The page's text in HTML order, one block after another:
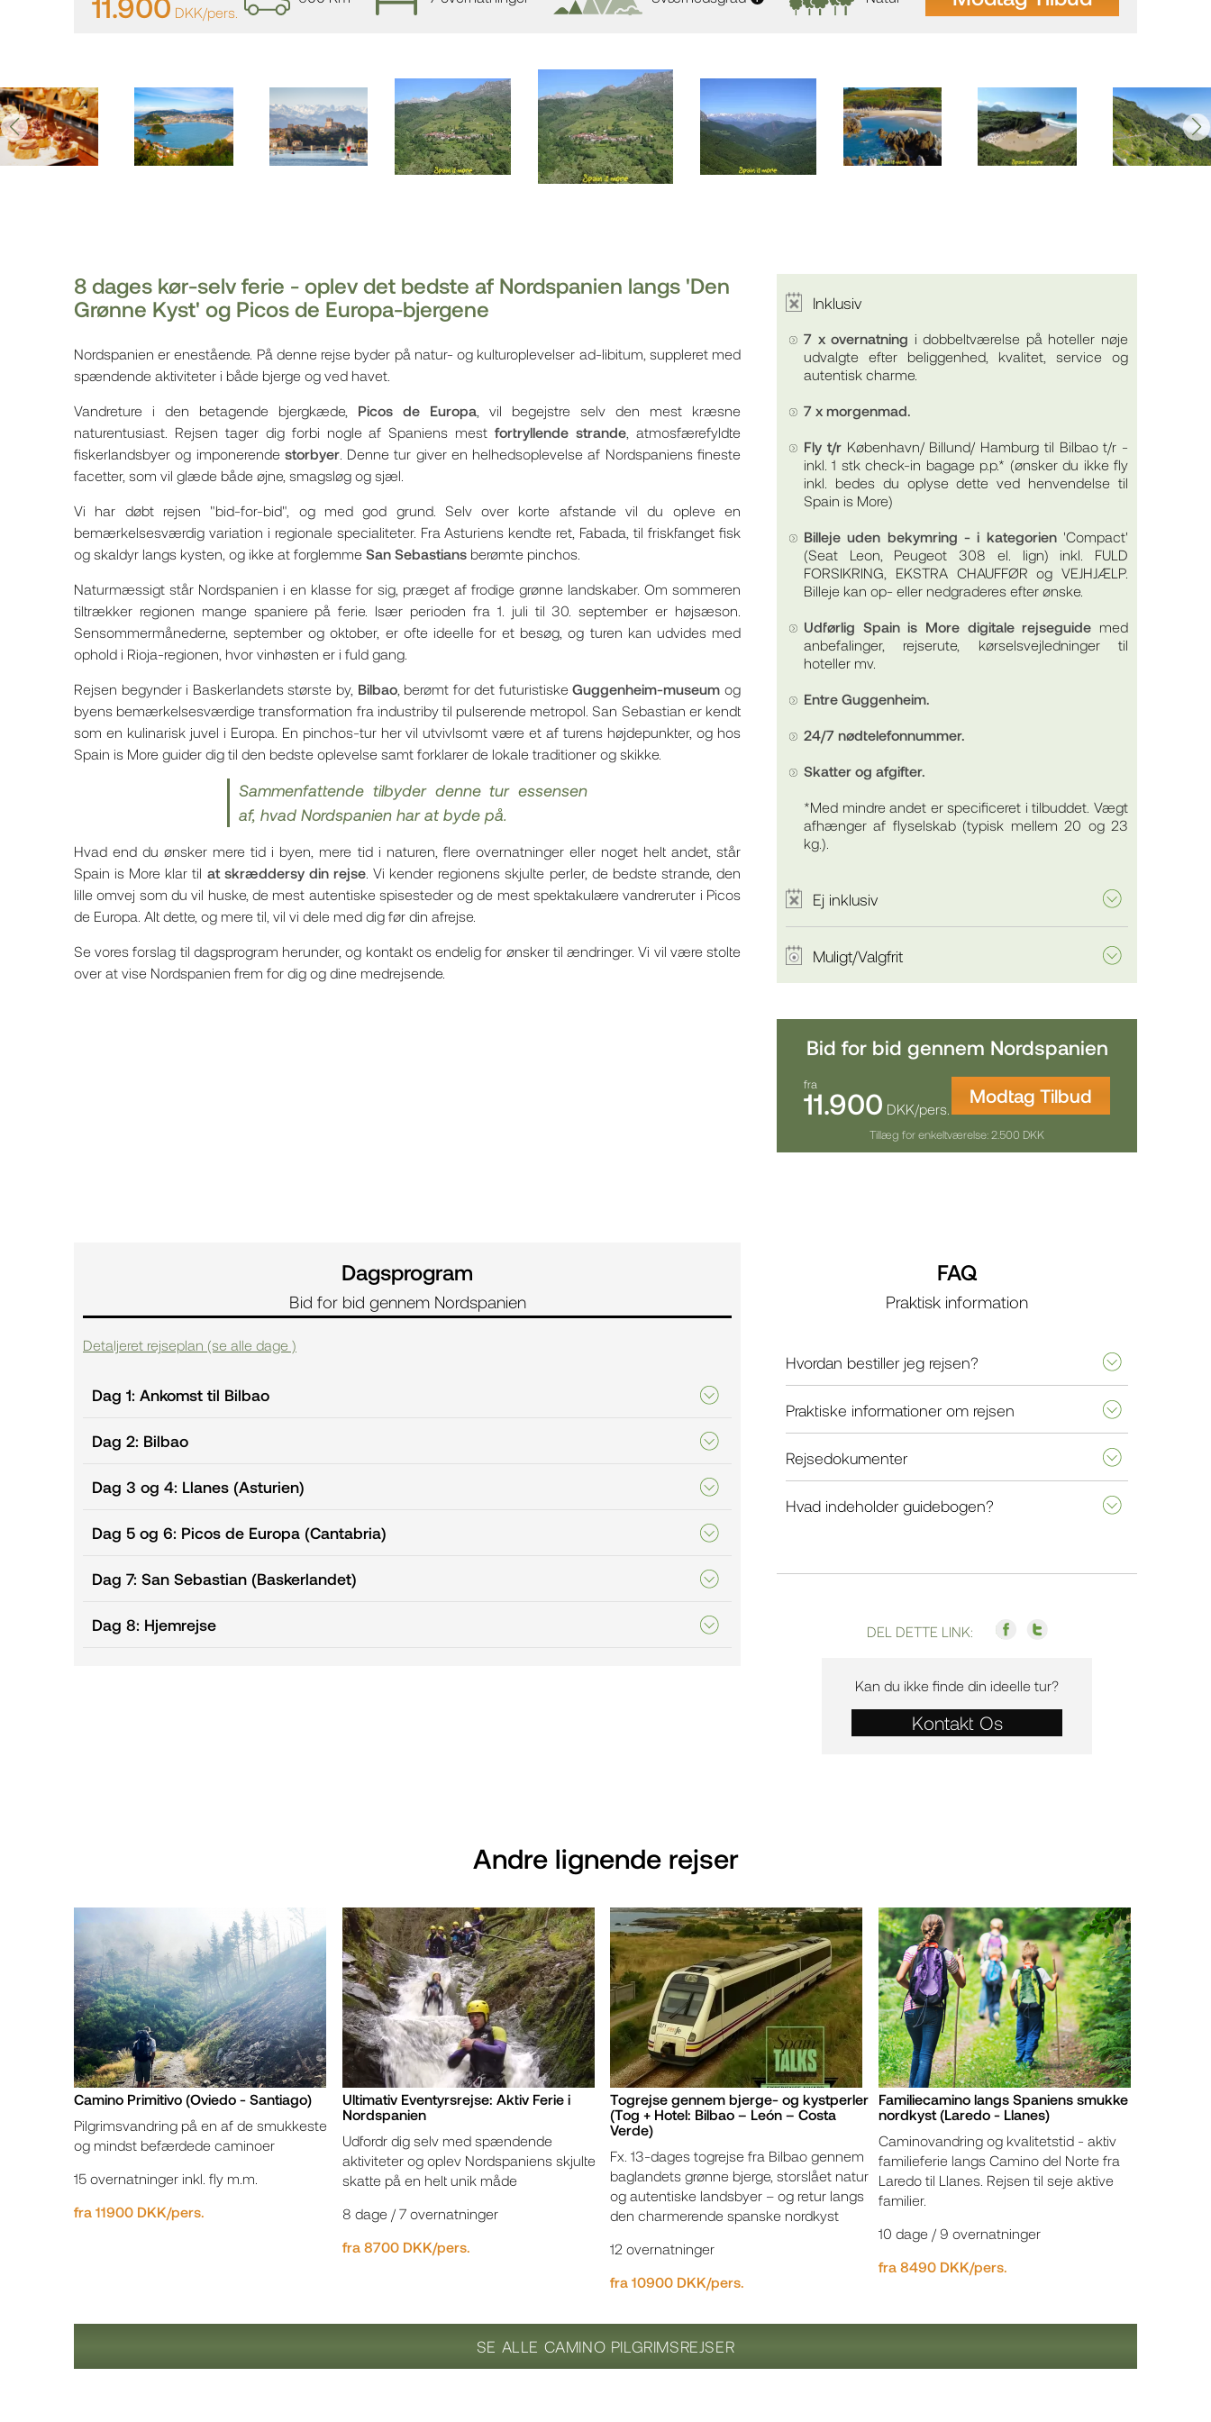
DKK/pers.
8 dages kør-selv ferie - oplev det bedste af Nordspanien langs 'Den
Grønne Kyst' og Picos de Europa-bjergene
Nordspanien er enestående. På denne rejse byder på natur- og kulturoplevelser ad-libitum, suppleret med
spændende aktiviteter i både bjerge og ved havet.
Vandreture i den betagende bjergkæde, Picos de Europa , vil begejstre selv den mest kræsne
naturentusiast. Rejsen tager dig forbi nogle af Spaniens mestfortryllende strande , atmosfærefyldte
fiskerlandsbyer og imponerende storbyer. Denne tur giver en helhedsoplevelse af Nordspaniens fineste
facetter, som vil glæde både øjne, smagsløg og sjæl.
Vi har døbt rejsen "bid-for-bid", og med god grund. Selv over korte afstande vil du opleve en
bemærkelsesværdig variation i regionale specialiteter. Fra Asturiens kendte ret, Fabada, til friskfanget fisk
og skaldyr langs kysten, og ikke at forglemme San Sebastians berømte pinchos.
Naturmæssigt står Nordspanien i en klasse for sig, præget af frodige grønne landskaber. Om sommeren
tiltrækker regionen mange spaniere på ferie. Især perioden fra 1. juli til 30. september er højsæson.
Sensommermånederne, september og oktober, er ofte ideelle for et besøg, og turen kan udvides med
ophold i Rioja-regionen, hvor vinhøsten er i fuld gang.
Rejsen begynder i Baskerlandets største by, Bilbao, berømt for det futuristiskeGuggenheim-museum og
byens bemærkelsesværdige transformation fra industriby til pulserende metropol. San Sebastian er kendt
som en kulinarisk juvel i Europa. En pinchos-tur her vil utvivlsomt være et af turens højdepunkter, og hos
Spain is More guider dig til den bedste oplevelse samt forklarer de lokale traditioner og skikke.
Sammenfattende tilbyder denne tur essensen
af, hvad Nordspanien har at byde på.
Hvad end du ønsker mere tid i byen, mere tid i naturen, flere overnatninger eller noget helt andet, står
Spain is More klar til at skræddersy din rejse. Vi kender regionens skjulte perler, de bedste strande, den
lille omvej som du vil huske, de mest autentiske spisesteder og de mest spektakulære vandreruter i Picos
de Europa. Alt dette, og mere til, vil vi dele med dig før din afrejse.
Se vores forslag til dagsprogram herunder, og kontakt os endelig for ønsker til ændringer. Vi vil være stolte
over at vise Nordspanien frem for dig og dine medrejsende.
Inklusiv
7 x overnatning i dobbeltværelse på hoteller nøje
udvalgte efter beliggenhed, kvalitet, service og
autentisk charme.
7 x morgenmad.
Fly t/r København/ Billund/ Hamburg til Bilbao t/r -
inkl. 1 stk check-in bagage p.p.* (ønsker du ikke fly
inkl. bedes du oplyse dette ved henvendelse til
Spain is More)
Billeje uden bekymring - i kategorien'Compact'
(Seat Leon, Peugeot 308 el. lign) inkl. FULD
FORSIKRING, EKSTRA CHAUFFØR og VEJHJÆLP.
Billeje kan op- eller nedgraderes efter ønske.
Udførlig Spain is More digitale rejseguide med
anbefalinger, rejserute, kørselsvejledninger til
hoteller mv.
Entre Guggenheim.
24/7 nødtelefonnummer.
Skatter og afgifter.
*Med mindre andet er specificeret i tilbuddet. Vægt
afhænger af flyselskab (typisk mellem 20 og 23
kg.).
Ej inklusiv
Muligt/Valgfrit
Bid for bid gennem Nordspanien
fra
11.900 DKK/pers.
Modtag Tilbud
Tillæg for enkeltværelse: 2.500 DKK
Dagsprogram
Bid for bid gennem Nordspanien
Detaljeret rejseplan (se alle dage )
Dag 1: Ankomst til Bilbao
Dag 2: Bilbao
Dag 3 og 4: Llanes (Asturien)
Dag 5 og 6: Picos de Europa (Cantabria)
Dag 7: San Sebastian (Baskerlandet)
Dag 8: Hjemrejse
FAQ
Praktisk information
Hvordan bestiller jeg rejsen?
Praktiske informationer om rejsen
Rejsedokumenter
Hvad indeholder guidebogen?
DEL DETTE LINK:
Kan du ikke finde din ideelle tur?
Kontakt Os
Andre lignende rejser
Camino Primitivo (Oviedo - Santiago)
Pilgrimsvandring på en af de smukkeste
og mindst befærdede caminoer
15 overnatninger inkl. fly m.m.
fra 11900 DKK/pers.
Ultimativ Eventyrsrejse: Aktiv Ferie i
Nordspanien
Udfordr dig selv med spændende
aktiviteter og oplev Nordspaniens skjulte
skatte på en helt unik måde
8 dage / 7 overnatninger
fra 8700 DKK/pers.
Togrejse gennem bjerge- og kystperler
(Tog + Hotel: Bilbao – León – Costa
Verde)
Fx. 13-dages togrejse fra Bilbao gennem
baglandets grønne bjerge, storslået natur
og autentiske landsbyer – og retur langs
den charmerende spanske nordkyst
12 overnatninger
fra 10900 DKK/pers.
Familiecamino langs Spaniens smukke
nordkyst (Laredo - Llanes)
Caminovandring og kvalitetstid - aktiv
familieferie langs Camino del Norte fra
Laredo til Llanes. Rejsen til seje aktive
familier.
10 dage / 9 overnatninger
fra 8490 DKK/pers.
SE ALLE CAMINO PILGRIMSREJSER